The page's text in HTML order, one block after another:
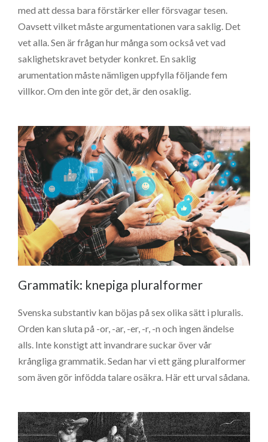
med att dessa bara förstärker eller försvagar tesen.
Oavsett vilket måste argumentationen vara saklig. Det
vet alla. Sen är frågan hur många som också vet vad
saklighetskravet betyder konkret. En saklig
arumentation måste nämligen uppfylla följande fem
villkor. Om den inte gör det, är den osaklig.
Grammatik: knepiga pluralformer
Svenska substantiv kan böjas på sex olika sätt i pluralis.
Orden kan sluta på -or, -ar, -er, -r, -n och ingen ändelse
alls. Inte konstigt att invandrare suckar över vår
krångliga grammatik. Sedan har vi ett gäng pluralformer
som även gör infödda talare osäkra. Här ett urval sådana.